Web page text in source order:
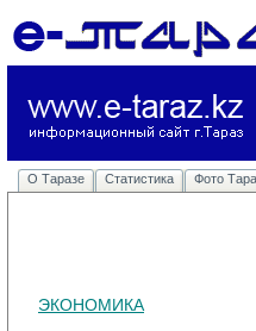
О Таразе Статистика Фото
ЭКОНОМИКА